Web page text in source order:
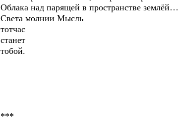
Облака над парящей в пространстве землёй…
Света молнии Мысль
тотчас
станет
тобой.
***